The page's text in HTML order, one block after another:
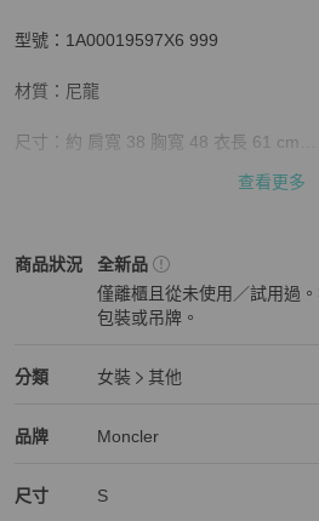
型號：1A00019597X6 999
材質：尼龍
尺寸：約 肩寬 38 胸寬 48 衣長 61 cm
來源：歐洲真品平行輸入
2.商品配件以賣場說明為準，請務必確
3.鑑賞期商品僅供鑑賞，封條拆除後恕
查看更多
商品狀況
Moncler女裝商品狀態與細節
全新品
僅離櫃且從未使用／試用過
包裝或吊牌。
分類
Moncler 女裝分類資訊
女裝
其他
品牌
Moncler 精品女裝品牌介紹
Moncler
Moncler 推薦清單
尺寸 S